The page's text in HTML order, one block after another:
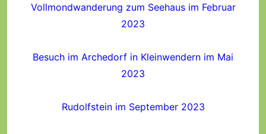
Vollmondwanderung zum Seehaus im Februar
2023
Besuch im Archedorf in Kleinwendern im Mai
2023
Rudolfstein im September 2023